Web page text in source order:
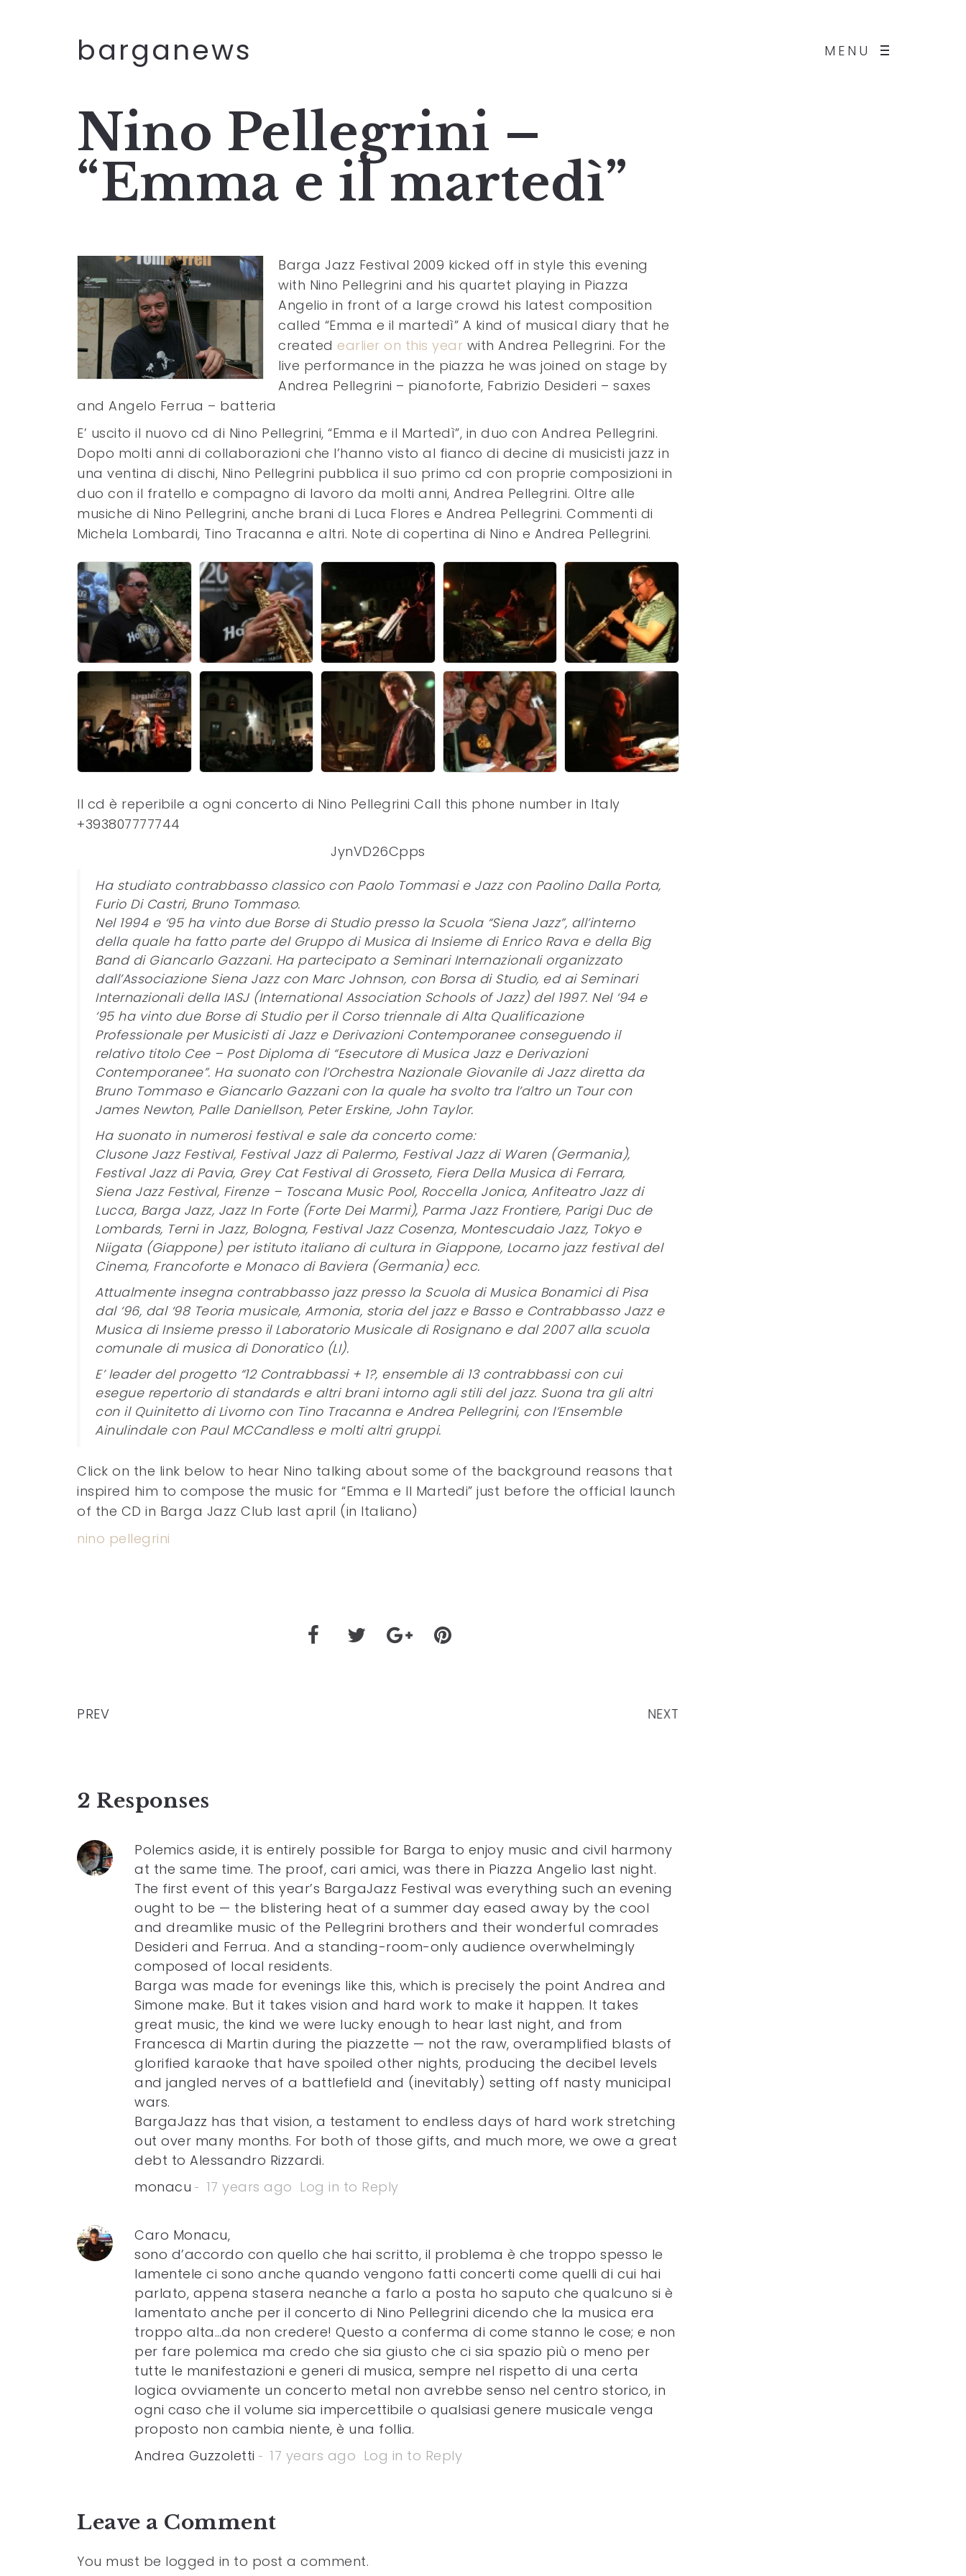
MENU
barganews
Nino Pellegrini –
“Emma e il martedì”
Barga Jazz Festival 2009 kicked off in style this evening
with Nino Pellegrini and his quartet playing in Piazza
Angelio in front of a large crowd his latest composition
called “Emma e il martedì” A kind of musical diary that he
created earlier on this year with Andrea Pellegrini. For the
live performance in the piazza he was joined on stage by
Andrea Pellegrini – pianoforte, Fabrizio Desideri – saxes
and Angelo Ferrua – batteria
E’ uscito il nuovo cd di Nino Pellegrini, “Emma e il Martedì”, in duo con Andrea Pellegrini.
Dopo molti anni di collaborazioni che l’hanno visto al fianco di decine di musicisti jazz in
una ventina di dischi, Nino Pellegrini pubblica il suo primo cd con proprie composizioni in
duo con il fratello e compagno di lavoro da molti anni, Andrea Pellegrini. Oltre alle
musiche di Nino Pellegrini, anche brani di Luca Flores e Andrea Pellegrini. Commenti di
Michela Lombardi, Tino Tracanna e altri. Note di copertina di Nino e Andrea Pellegrini.
Il cd è reperibile a ogni concerto di Nino Pellegrini Call this phone number in Italy
+393807777744
JynVD26Cpps
Ha studiato contrabbasso classico con Paolo Tommasi e Jazz con Paolino Dalla Porta,
Furio Di Castri, Bruno Tommaso.
Nel 1994 e ‘95 ha vinto due Borse di Studio presso la Scuola “Siena Jazz”, all’interno
della quale ha fatto parte del Gruppo di Musica di Insieme di Enrico Rava e della Big
Band di Giancarlo Gazzani. Ha partecipato a Seminari Internazionali organizzato
dall’Associazione Siena Jazz con Marc Johnson, con Borsa di Studio, ed ai Seminari
Internazionali della IASJ (International Association Schools of Jazz) del 1997. Nel ‘94 e
‘95 ha vinto due Borse di Studio per il Corso triennale di Alta Qualificazione
Professionale per Musicisti di Jazz e Derivazioni Contemporanee conseguendo il
relativo titolo Cee – Post Diploma di “Esecutore di Musica Jazz e Derivazioni
Contemporanee”. Ha suonato con l’Orchestra Nazionale Giovanile di Jazz diretta da
Bruno Tommaso e Giancarlo Gazzani con la quale ha svolto tra l’altro un Tour con
James Newton, Palle Daniellson, Peter Erskine, John Taylor.
Ha suonato in numerosi festival e sale da concerto come:
Clusone Jazz Festival, Festival Jazz di Palermo, Festival Jazz di Waren (Germania),
Festival Jazz di Pavia, Grey Cat Festival di Grosseto, Fiera Della Musica di Ferrara,
Siena Jazz Festival, Firenze – Toscana Music Pool, Roccella Jonica, Anfiteatro Jazz di
Lucca, Barga Jazz, Jazz In Forte (Forte Dei Marmi), Parma Jazz Frontiere, Parigi Duc de
Lombards, Terni in Jazz, Bologna, Festival Jazz Cosenza, Montescudaio Jazz, Tokyo e
Niigata (Giappone) per istituto italiano di cultura in Giappone, Locarno jazz festival del
Cinema, Francoforte e Monaco di Baviera (Germania) ecc.
Attualmente insegna contrabbasso jazz presso la Scuola di Musica Bonamici di Pisa
dal ‘96, dal ‘98 Teoria musicale, Armonia, storia del jazz e Basso e Contrabbasso Jazz e
Musica di Insieme presso il Laboratorio Musicale di Rosignano e dal 2007 alla scuola
comunale di musica di Donoratico (LI).
E’ leader del progetto “12 Contrabbassi + 1?, ensemble di 13 contrabbassi con cui
esegue repertorio di standards e altri brani intorno agli stili del jazz. Suona tra gli altri
con il Quinitetto di Livorno con Tino Tracanna e Andrea Pellegrini, con l’Ensemble
Ainulindale con Paul MCCandless e molti altri gruppi.
Click on the link below to hear Nino talking about some of the background reasons that
inspired him to compose the music for “Emma e Il Martedi” just before the official launch
of the CD in Barga Jazz Club last april (in Italiano)
nino pellegrini
PREV NEXT
2 Responses
Polemics aside, it is entirely possible for Barga to enjoy music and civil harmony
at the same time. The proof, cari amici, was there in Piazza Angelio last night.
The first event of this year’s BargaJazz Festival was everything such an evening
ought to be — the blistering heat of a summer day eased away by the cool
and dreamlike music of the Pellegrini brothers and their wonderful comrades
Desideri and Ferrua. And a standing-room-only audience overwhelmingly
composed of local residents.
Barga was made for evenings like this, which is precisely the point Andrea and
Simone make. But it takes vision and hard work to make it happen. It takes
great music, the kind we were lucky enough to hear last night, and from
Francesca di Martin during the piazzette — not the raw, overamplified blasts of
glorified karaoke that have spoiled other nights, producing the decibel levels
and jangled nerves of a battlefield and (inevitably) setting off nasty municipal
wars.
BargaJazz has that vision, a testament to endless days of hard work stretching
out over many months. For both of those gifts, and much more, we owe a great
debt to Alessandro Rizzardi.
monacu
17 years ago Log in to Reply
Caro Monacu,
sono d’accordo con quello che hai scritto, il problema è che troppo spesso le
lamentele ci sono anche quando vengono fatti concerti come quelli di cui hai
parlato, appena stasera neanche a farlo a posta ho saputo che qualcuno si è
lamentato anche per il concerto di Nino Pellegrini dicendo che la musica era
troppo alta…da non credere! Questo a conferma di come stanno le cose; e non
per fare polemica ma credo che sia giusto che ci sia spazio più o meno per
tutte le manifestazioni e generi di musica, sempre nel rispetto di una certa
logica ovviamente un concerto metal non avrebbe senso nel centro storico, in
ogni caso che il volume sia impercettibile o qualsiasi genere musicale venga
proposto non cambia niente, è una follia.
Andrea Guzzoletti
17 years ago Log in to Reply
Leave a Comment
You must be logged in to post a comment.